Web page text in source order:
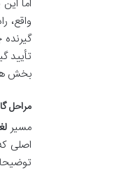
اما
واقع،
تأیید
بخش
مراحل
مسیر
اصلی